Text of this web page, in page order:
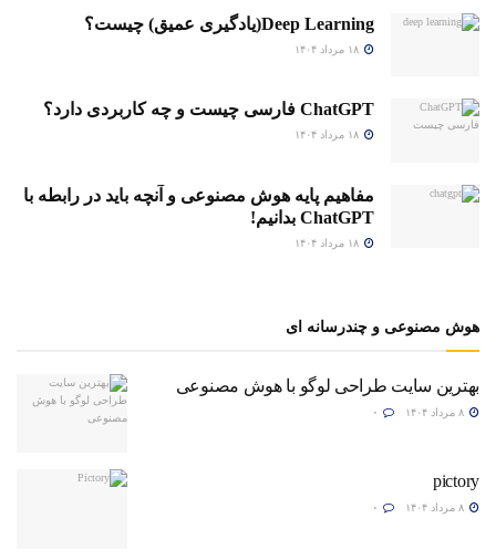
Deep Learning(یادگیری عمیق) چیست؟
ChatGPT فارسی چیست و چه کاربردی دارد؟
مفاهیم پایه هوش مصنوعی و آنچه باید در رابطه با
ChatGPT بدانیم!
هوش مصنوعی و چندرسانه ای
بهترین سایت طراحی لوگو با هوش مصنوعی
pictory